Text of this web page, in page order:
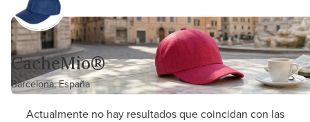
CacheMio®
Barcelona, España
Actualmente no hay resultados que coincidan con las